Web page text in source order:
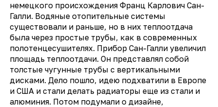
немецкого происхождения Франц Карлович Сан-
Галли. Водяные отопительные системы
существовали и раньше, но в них теплоотдача
была через простые трубы, как в современных
полотенцесушителях. Прибор Сан-Галли увеличил
площадь теплоотдачи. Он представлял собой
толстые чугунные трубы с вертикальными
дисками. Дело пошло, идею подхватили в Европе
и США и стали делать радиаторы еще из стали и
алюминия. Потом подумали о дизайне,